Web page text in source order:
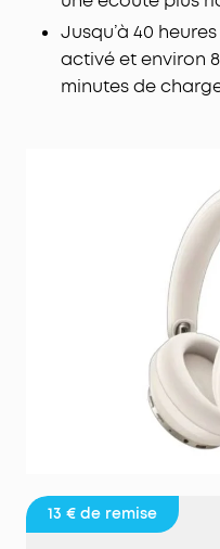
Jusqu’à 40
activé et environ
minutes de
13 € de remise